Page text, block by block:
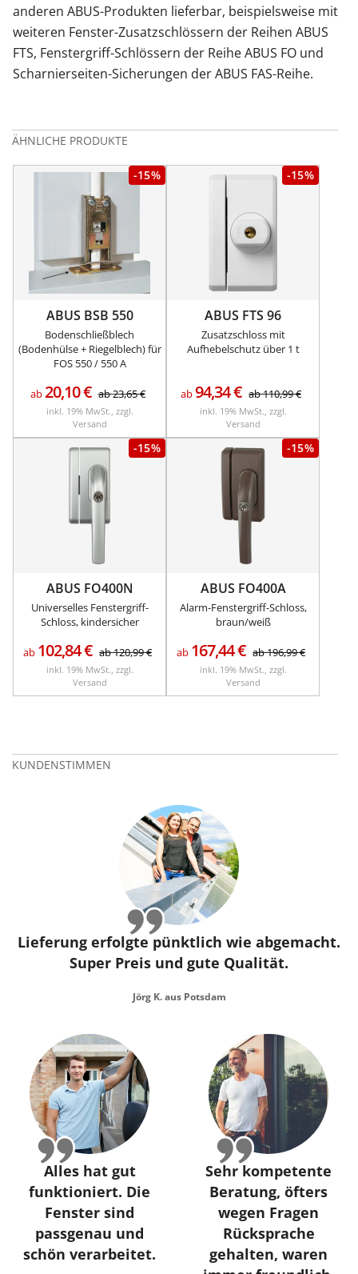
anderen ABUS-Produkten lieferbar, beispielsweise mit
weiteren Fenster-Zusatzschlössern der Reihen ABUS
FTS, Fenstergriff-Schlössern der Reihe ABUS FO und
Scharnierseiten-Sicherungen der ABUS FAS-Reihe.
ÄHNLICHE PRODUKTE
-15%
ABUS BSB 550
Bodenschließblech
(Bodenhülse + Riegelblech) für
FOS 550 / 550 A
ab20,10€ ab23,65€
inkl. 19% MwSt., zzgl.
Versand
-15%
ABUS FTS 96
Zusatzschloss mit
Aufhebelschutz über 1 t
ab94,34€ ab110,99€
inkl. 19% MwSt., zzgl.
Versand
-15%
ABUS FO400N
Universelles Fenstergriff-
Schloss, kindersicher
ab 102,84€ ab120,99€
inkl. 19% MwSt., zzgl.
Versand
-15%
ABUS FO400A
Alarm-Fenstergriff-Schloss,
braun/weiß
ab 167,44€ ab196,99€
inkl. 19% MwSt., zzgl.
Versand
KUNDENSTIMMEN
Lieferung erfolgte pünktlich wie abgemacht.
Super Preis und gute Qualität.
Jörg K. aus Potsdam
Alles hat gut
funktioniert. Die
Fenster sind
passgenau und
schön verarbeitet.
Sehr kompetente
Beratung, öfters
wegen Fragen
Rücksprache
gehalten, waren